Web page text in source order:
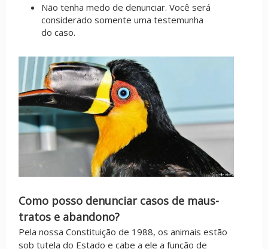
Não tenha medo de denunciar. Você será
considerado somente uma testemunha
do caso.
Como posso denunciar casos de maus-
tratos e abandono?
Pela nossa Constituição de 1988, os animais estão
sob tutela do Estado e cabe a ele a função de